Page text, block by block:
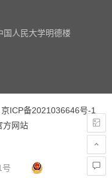
国人民大学明德楼
京ICP备2021036646号-1
方网站
号